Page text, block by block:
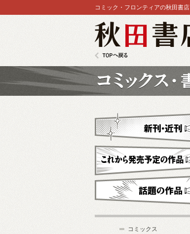
コミック・フロンティアの秋田書店
新刊・近刊
これから発売予定
コミックス